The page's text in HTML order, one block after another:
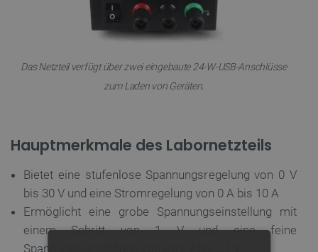
Das Netzteil verfügt über zwei eingebaute 24-W-USB-Anschlüsse
zum Laden von Geräten.
Hauptmerkmale des Labornetzteils
Bietet eine stufenlose Spannungsregelung von 0 V
bis 30 V und eine Stromregelung von 0 A bis 10 A
Ermöglicht eine grobe Spannungseinstellung mit
einem Schritt von 1 V und eine feine
Spannungseinstellung von 0,01 V bis 0,1 V